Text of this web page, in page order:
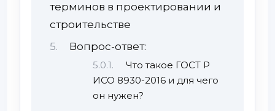
терминов в проектировании и
строительстве
Вопрос-ответ:
Что такое ГОСТ Р
ИСО 8930-2016 и для чего
он нужен?